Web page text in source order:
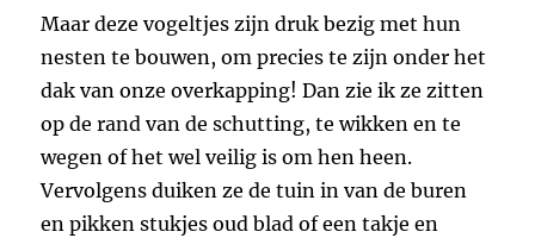
Maar deze vogeltjes zijn druk bezig met hun
nesten te bouwen, om precies te zijn onder het
dak van onze overkapping! Dan zie ik ze zitten
op de rand van de schutting, te wikken en te
wegen of het wel veilig is om hen heen.
Vervolgens duiken ze de tuin in van de buren
en pikken stukjes oud blad of een takje en